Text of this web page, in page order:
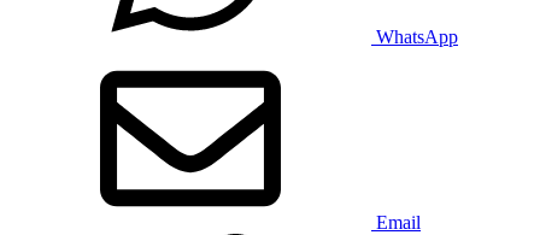
WhatsApp
Email